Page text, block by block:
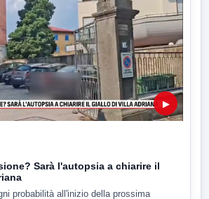
▶
Sarà l'autopsia a chiarire il
probabilità all'inizio della prossima